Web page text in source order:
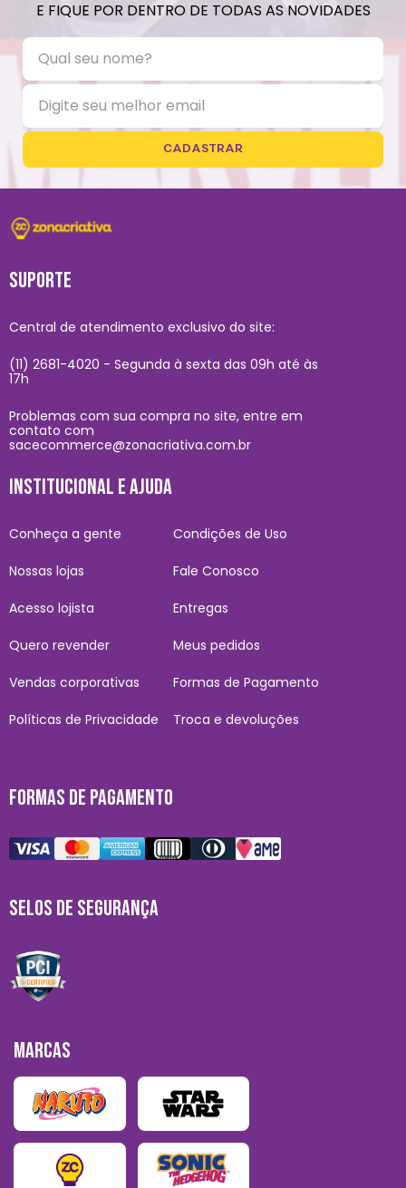
E FIQUE POR DENTRO DE TODAS AS NOVIDADES
CADASTRAR
SUPORTE
Central de atendimento exclusivo do site:
(11) 2681-4020 - Segunda à sexta das 09h até às
17h
Problemas com sua compra no site, entre em
contato com
sacecommerce@zonacriativa.com.br
INSTITUCIONAL E AJUDA
Conheça a gente
Nossas lojas
Acesso lojista
Quero revender
Vendas corporativas
Políticas de Privacidade
Condições de Uso
Fale Conosco
Entregas
Meus pedidos
Formas de Pagamento
Troca e devoluções
FORMAS DE PAGAMENTO
SELOS DE SEGURANÇA
MARCAS